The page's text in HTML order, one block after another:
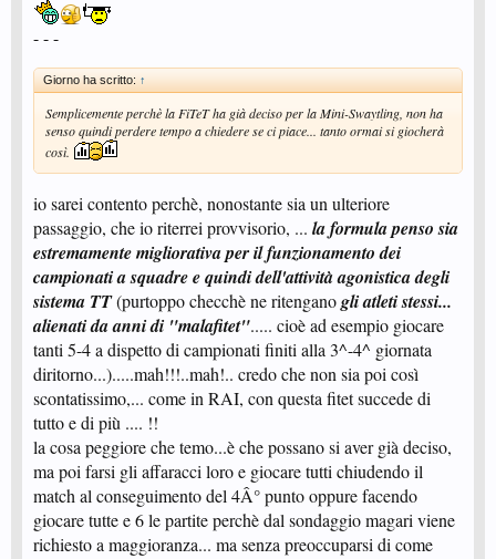
- - -
Giorno ha scritto: ↑
Semplicemente perchè la FiTeT ha già deciso per la Mini-Swaytling, non ha
senso quindi perdere tempo a chiedere se ci piace... tanto ormai si giocherà
così.
io sarei contento perchè, nonostante sia un ulteriore
passaggio, che io riterrei provvisorio, ... la formula penso sia
estremamente migliorativa per il funzionamento dei
campionati a squadre e quindi dell'attività agonistica degli
sistema TT(purtoppo checchè ne ritenganogli atleti stessi...
alienati da anni di "malafitet"..... cioè ad esempio giocare
tanti 5-4 a dispetto di campionati finiti alla 3^-4^ giornata
diritorno...).....mah!!!..mah!.. credo che non sia poi così
scontatissimo,... come in RAI, con questa fitet succede di
tutto e di più .... !!
la cosa peggiore che temo...è che possano si aver già deciso,
ma poi farsi gli affaracci loro e giocare tutti chiudendo il
match al conseguimento del 4Â° punto oppure facendo
giocare tutte e 6 le partite perchè dal sondaggio magari viene
richiesto a maggioranza... ma senza preoccuparsi di come